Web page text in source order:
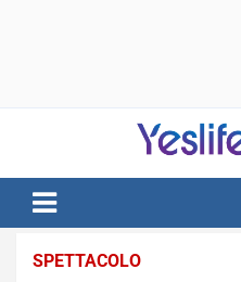
notizie di intrattenimento
SPETTACOLO